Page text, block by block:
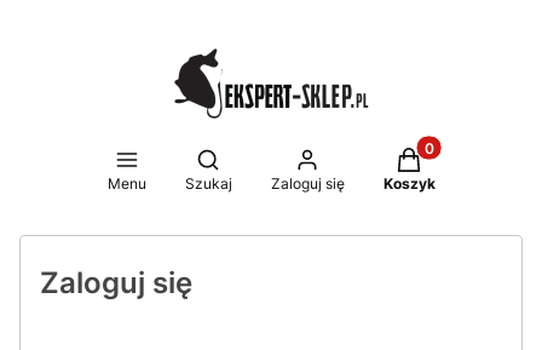
Menu
Otwórz wyszukiwarkę
Szukaj Zaloguj się
Produkty w
Koszyk
Zaloguj się